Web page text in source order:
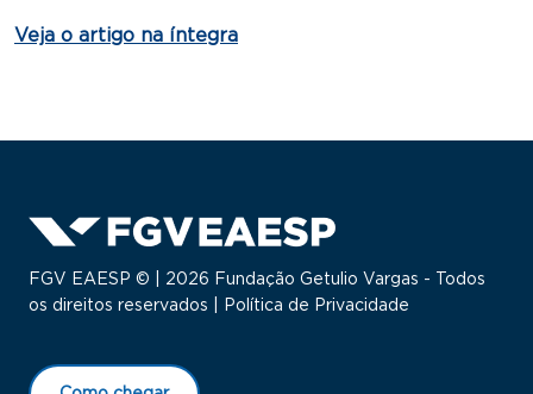
Veja o artigo na íntegra
FGV EAESP © | 2026 Fundação Getulio Vargas - Todos
os direitos reservados |
Política de Privacidade